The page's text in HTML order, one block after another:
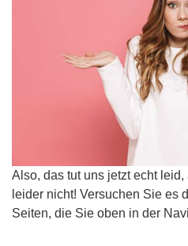
Also, das tut uns jetzt echt
leider nicht! Versuchen Sie es
Seiten, die Sie oben in der